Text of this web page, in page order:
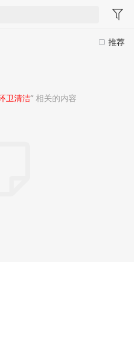
推荐
卫清洁” 相关的内容